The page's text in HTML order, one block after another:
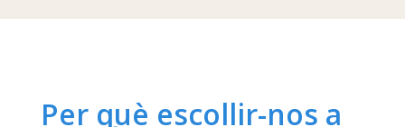
Per què escollir-nos a